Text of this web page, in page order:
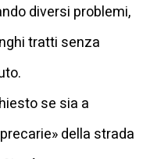
diversi problemi,
tratti senza
se sia a
della strada